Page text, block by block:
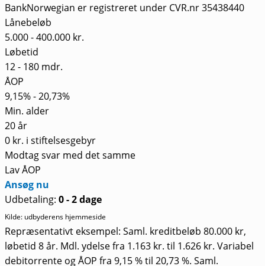
BankNorwegian er registreret under CVR.nr 35438440
Lånebeløb
5.000 - 400.000 kr.
Løbetid
12 - 180 mdr.
ÅOP
9,15% - 20,73%
Min. alder
20 år
0 kr. i stiftelsesgebyr
Modtag svar med det samme
Lav ÅOP
Ansøg nu
Udbetaling: 0 - 2 dage
Kilde: udbyderens hjemmeside
Repræsentativt eksempel: Saml. kreditbeløb 80.000 kr,
løbetid 8 år. Mdl. ydelse fra 1.163 kr. til 1.626 kr. Variabel
debitorrente og ÅOP fra 9,15 % til 20,73 %. Saml.